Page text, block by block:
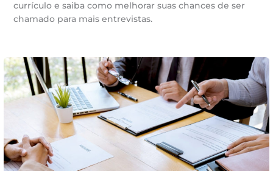
currículo e saiba como melhorar suas chances de ser
chamado para mais entrevistas.